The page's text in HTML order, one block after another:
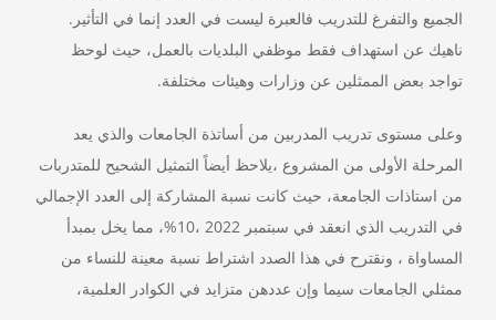
الجميع والتفرغ للتدريب فالعبرة ليست في العدد إنما في التأثير.
ناهيك عن استهداف فقط موظفي البلديات بالعمل، حيث لوحظ
تواجد بعض الممثلين عن وزارات وهيئات مختلفة.
وعلى مستوى تدريب المدربين من أساتذة الجامعات والذي يعد
المرحلة الأولى من المشروع ،يلاحظ أيضاً التمثيل الشحيح للمتدربات
من استاذات الجامعة، حيث كانت نسبة المشاركة إلى العدد الإجمالي
في التدريب الذي انعقد في سبتمبر 2022 ،10%، مما يخل بمبدأ
المساواة ، ونقترح في هذا الصدد اشتراط نسبة معينة للنساء من
ممثلي الجامعات سيما وإن عددهن متزايد في الكوادر العلمية،